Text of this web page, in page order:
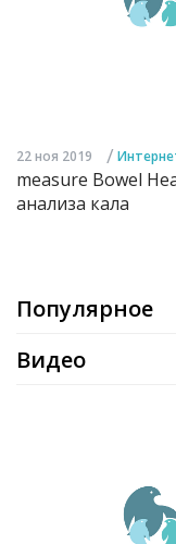
22 ноя 2019 /
measure Bowel
анализа кала
Популярное
Видео